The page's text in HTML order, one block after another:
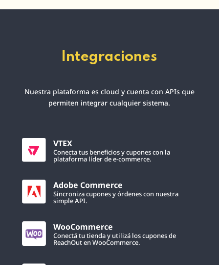
Integraciones
Nuestra plataforma es cloud y cuenta con APIs que
permiten integrar cualquier sistema.
VTEX
Conecta tus beneficios y cupones con la
plataforma líder de e-commerce.
Adobe Commerce
Sincroniza cupones y órdenes con nuestra
simple API.
WooCommerce
Conectá tu tienda y utilizá los cupones de
ReachOut en WooCommerce.